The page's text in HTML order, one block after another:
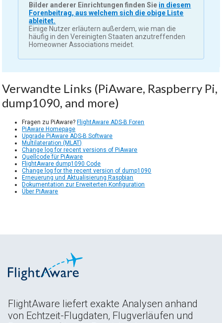
Bilder anderer Einrichtungen finden Sie in diesem
Forenbeitrag, aus welchem sich die obige Liste
ableitet.
Einige Nutzer erläutern außerdem, wie man die
häufig in den Vereinigten Staaten anzutreffenden
Homeowner Associations meidet.
Verwandte Links (PiAware, Raspberry Pi,
dump1090, and more)
Fragen zu PiAware?FlightAware ADS-B Foren
PiAware Homepage
Upgrade PiAware ADS-B Software
Multilateration (MLAT)
Change log for recent versions of PiAware
Quellcode für PiAware
FlightAware dump1090 Code
Change log for the recent version of dump1090
Erneuerung und Aktualisierung Raspbian
Dokumentation zur Erweiterten Konfiguration
Über PiAware
FlightAware liefert exakte Analysen anhand
von Echtzeit-Flugdaten, Flugverläufen und